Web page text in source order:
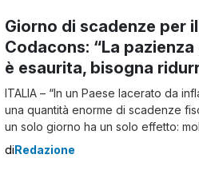
Giorno di scadenze per
Codacons: “La
è esaurita, bisogna
ITALIA – “In un Paese lacerato da
una quantità enorme di scadenze
un solo giorno ha un solo effetto:
sulle spalle dei cittadini, già stremati
diRedazione